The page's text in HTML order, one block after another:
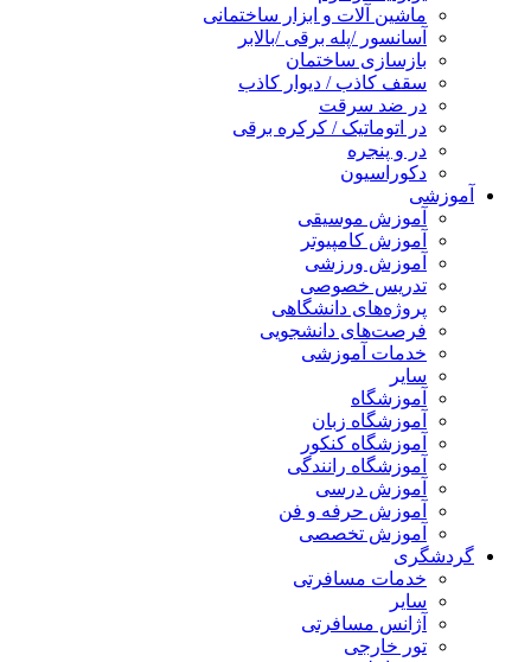
ماشین آلات و ابزار ساختمانی
آسانسور /پله برقی /بالابر
بازسازی ساختمان
سقف کاذب / دیوار کاذب
در ضد سرقت
در اتوماتیک / کرکره برقی
در و پنجره
دکوراسیون
آموزشی
آموزش موسیقی
آموزش کامپیوتر
آموزش ورزشی
تدریس خصوصی
پروژه‌های دانشگاهی
فرصت‌های دانشجویی
خدمات آموزشی
سایر
آموزشگاه
آموزشگاه زبان
آموزشگاه کنکور
آموزشگاه رانندگی
آموزش درسی
آموزش حرفه و فن
آموزش تخصصی
گردشگری
خدمات مسافرتی
سایر
آژانس مسافرتی
تور خارجی